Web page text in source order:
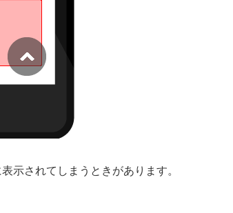
示されてしまうときがあります。